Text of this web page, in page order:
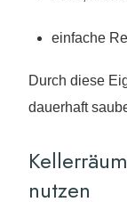
einfache
Durch diese
dauerhaft
nutzen